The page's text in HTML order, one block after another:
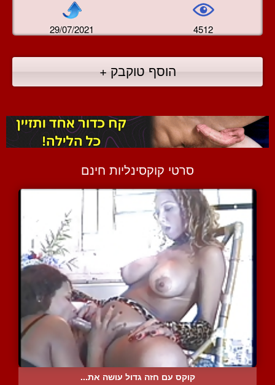
29/07/2021 4512
הוסף טוקבק +
סרטי קוקסינליות חינם
קוקס עם חזה גדול עושה את...